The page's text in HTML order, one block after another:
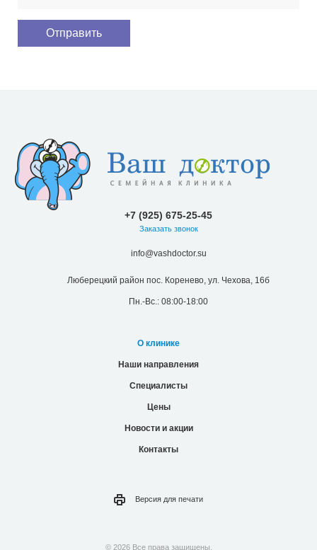
+7 (925) 675-25-45
Заказать звонок
info@vashdoctor.su
Люберецкий район пос. Коренево, ул. Чехова, 16б
Пн.-Вс.: 08:00-18:00
О клинике
Наши направления
Специалисты
Цены
Новости и акции
Контакты
Версия для печати
© 2026 Все права защищены.